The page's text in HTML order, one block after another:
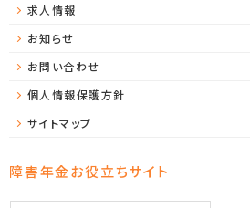
求人情報
お知らせ
お問い合わせ
個人情報保護方針
サイトマップ
障害年金お役立ちサイト